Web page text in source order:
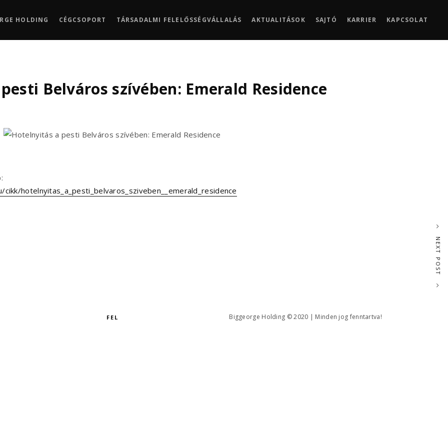
HOLDING CÉGCSOPORT TÁRSADALMI FELELŐSSÉGVÁLLALÁS AKTUALITÁSOK SAJTÓ KARRIER KAPCSOLAT
Belváros szívében: Emerald Residence
hotelnyitas_a_pesti_belvaros_sziveben__emerald_residence
NEXT POST
FEL Biggeorge Holding © 2020 | Minden jog fenntartva!